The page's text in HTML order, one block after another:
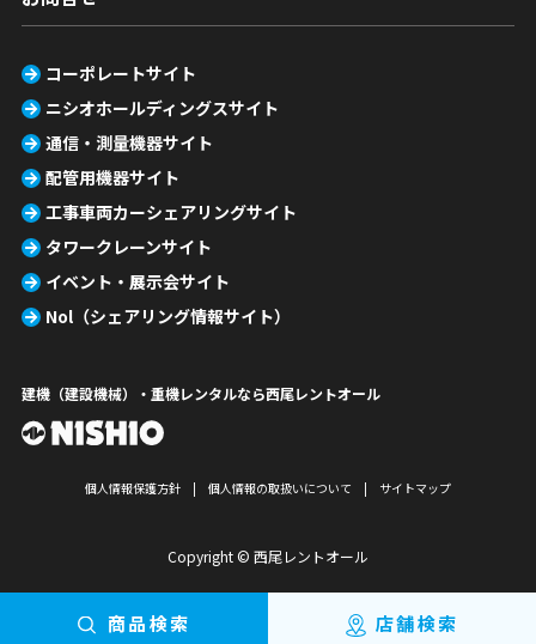
商品検索 店舗検索
コーポレートサイト
ニシオホールディングスサイト
通信・測量機器サイト
配管用機器サイト
工事車両カーシェアリングサイト
タワークレーンサイト
イベント・展示会サイト
Nol（シェアリング情報サイト）
建機（建設機械）・重機レンタルなら西尾レントオール
個人情報保護方針 個人情報の取扱いについて サイトマップ
Copyright © 西尾レントオール